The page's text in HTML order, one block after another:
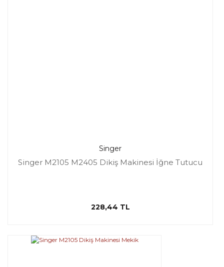
Singer
Singer M2105 M2405 Dikiş Makinesi İğne Tutucu
228,44 TL